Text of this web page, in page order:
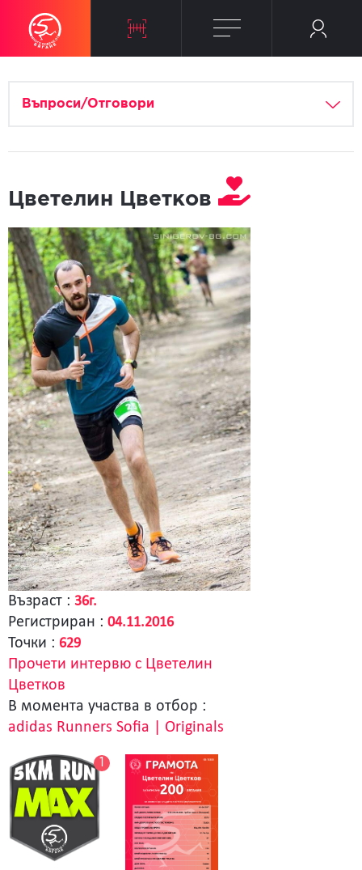
Въпроси/Отговори
Цветелин Цветков
Възраст : 36г.
Регистриран : 04.11.2016
Точки : 629
Прочети интервю с Цветелин
Цветков
В момента участва в отбор :
adidas Runners Sofia | Originals